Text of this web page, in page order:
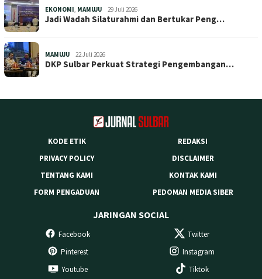
EKONOMI, MAMUJU 29 Juli 2026
Jadi Wadah Silaturahmi dan Bertukar Peng…
MAMUJU 22 Juli 2026
DKP Sulbar Perkuat Strategi Pengembangan…
KODE ETIK
REDAKSI
PRIVACY POLICY
DISCLAIMER
TENTANG KAMI
KONTAK KAMI
FORM PENGADUAN
PEDOMAN MEDIA SIBER
JARINGAN SOCIAL
Facebook
Twitter
Pinterest
Instagram
Youtube
Tiktok